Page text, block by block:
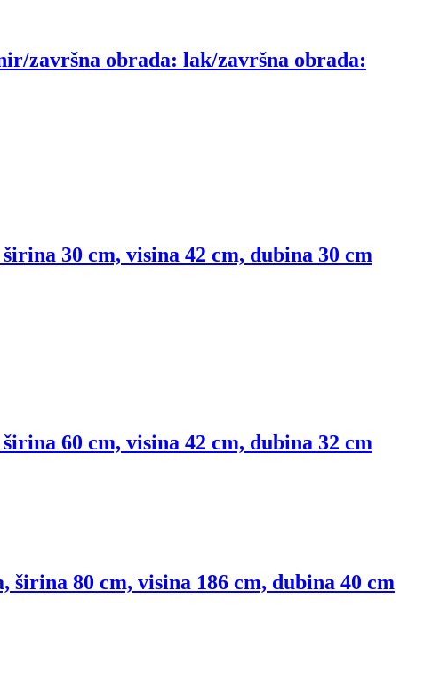
završna obrada: lak/završna obrada:
30 cm, visina 42 cm, dubina 30 cm
60 cm, visina 42 cm, dubina 32 cm
80 cm, visina 186 cm, dubina 40 cm